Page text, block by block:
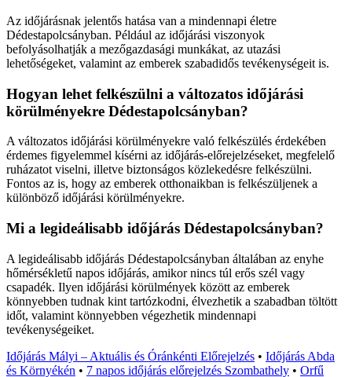
Az időjárásnak jelentős hatása van a mindennapi életre
Dédestapolcsányban. Például az időjárási viszonyok
befolyásolhatják a mezőgazdasági munkákat, az utazási
lehetőségeket, valamint az emberek szabadidős tevékenységeit is.
Hogyan lehet felkészülni a változatos időjárási
körülményekre Dédestapolcsányban?
A változatos időjárási körülményekre való felkészülés érdekében
érdemes figyelemmel kísérni az időjárás-előrejelzéseket, megfelelő
ruházatot viselni, illetve biztonságos közlekedésre felkészülni.
Fontos az is, hogy az emberek otthonaikban is felkészüljenek a
különböző időjárási körülményekre.
Mi a legideálisabb időjárás Dédestapolcsányban?
A legideálisabb időjárás Dédestapolcsányban általában az enyhe
hőmérsékletű napos időjárás, amikor nincs túl erős szél vagy
csapadék. Ilyen időjárási körülmények között az emberek
könnyebben tudnak kint tartózkodni, élvezhetik a szabadban töltött
időt, valamint könnyebben végezhetik mindennapi
tevékenységeiket.
Időjárás Mályi – Aktuális és Óránkénti Előrejelzés • Időjárás Abda
és Környékén • 7 napos időjárás előrejelzés Szombathely • Orfű